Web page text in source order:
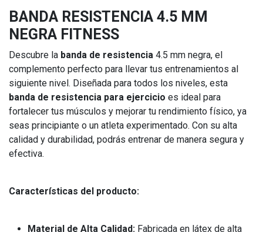
BANDA RESISTENCIA 4.5 MM
NEGRA FITNESS
Descubre la banda de resistencia 4.5 mm negra, el
complemento perfecto para llevar tus entrenamientos al
siguiente nivel. Diseñada para todos los niveles, esta
banda de resistencia para ejercicio es ideal para
fortalecer tus músculos y mejorar tu rendimiento físico, ya
seas principiante o un atleta experimentado. Con su alta
calidad y durabilidad, podrás entrenar de manera segura y
efectiva.
Características del producto:
Material de Alta Calidad: Fabricada en látex de alta